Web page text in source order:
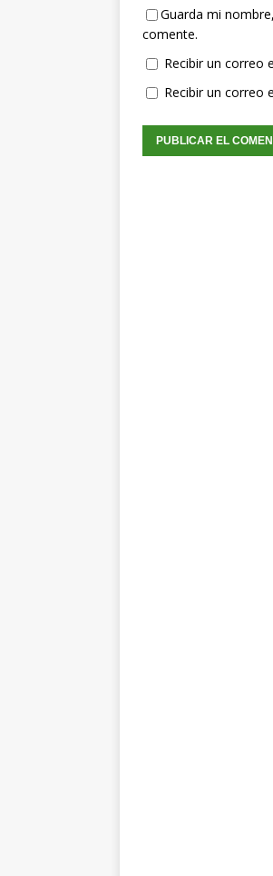
Guarda mi
comente.
Recibir un correo
Recibir un correo